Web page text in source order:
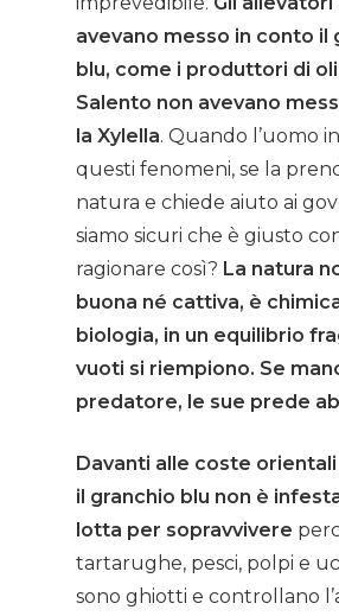
avevano messo in conto il
blu, come i produttori di
Salento non avevano
la Xylella. Quando l’uomo
questi fenomeni, se la
natura e chiede aiuto ai
siamo sicuri che è giusto
ragionare così? La natura
buona né cattiva, è
biologia, in un equilibrio
vuoti si riempiono. Se
predatore, le sue prede
Davanti alle coste
il granchio blu non è
lotta per sopravvivere
tartarughe, pesci, polpi e
sono ghiotti e controllano